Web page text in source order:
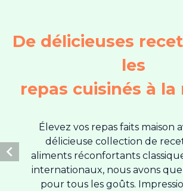
De délicieuses
les
repas cuisinés à la
Élevez vos repas faits maison
délicieuse collection de
aliments réconfortants
internationaux, nous avons
pour tous les goûts.
